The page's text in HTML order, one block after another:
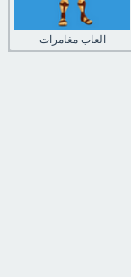
العاب مغامرات